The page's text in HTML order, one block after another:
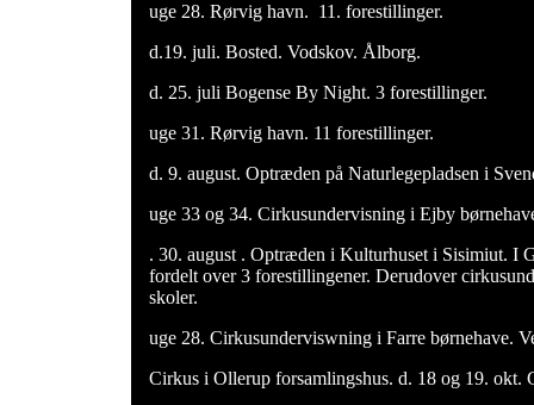
uge 28. Rørvig havn. 11. forestillinger.
d.19. juli. Bosted. Vodskov. Ålborg.
d. 25. juli Bogense By Night. 3 forestillinger.
uge 31. Rørvig havn. 11 forestillinger.
d. 9. august. Optræden på Naturlegepladsen i
uge 33 og 34. Cirkusundervisning i Ejby
. 30. august . Optræden i Kulturhuset i Sisimiut. I
fordelt over 3 forestillingener. Derudover
skoler.
uge 28. Cirkusunderviswning i Farre børnehave.
Cirkus i Ollerup forsamlingshus. d. 18 og 19. okt.